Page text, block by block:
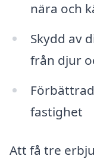
nära och
Skydd av
från djur
fastighet
Att få tre